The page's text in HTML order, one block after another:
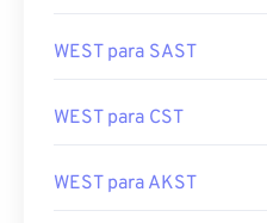
WEST para SAST
WEST para CST
WEST para AKST